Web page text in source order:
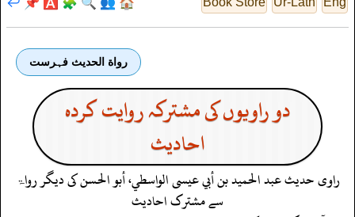
رواة الحديث فہرست
دو راویوں کی مشترکہ روایت کردہ
احادیث
راوی حدیثعبد الحميد بن أبي عيسى الواسطي، أبو الحسنکی دیگر رواۃ
سے مشترک احادیث